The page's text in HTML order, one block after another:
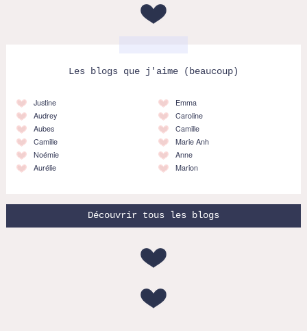
Les blogs que j'aime (beaucoup)
Justine
Audrey
Aubes
Camille
Noémie
Aurélie
Emma
Caroline
Camille
Marie Anh
Anne
Marion
Découvrir tous les blogs